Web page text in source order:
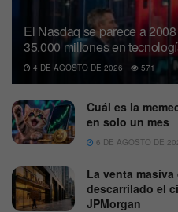
El Nasdaq se parece a
35.000 millones en
4 DE AGOSTO DE 2026 571
Cuál es la
en solo un mes
6 DE AGOSTO DE
La venta
descarrilado el
JPMorgan